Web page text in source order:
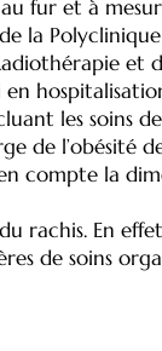
fur et à
la
et
les soins
de l’obésité
compte la
rachis. En
de soins